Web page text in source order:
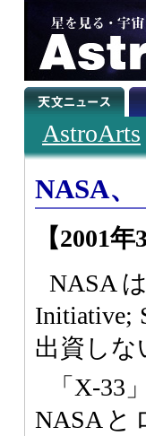
AstroArts
NASA、
【2001年
NASA
Initiative;
出資しな
「X-
NASAと